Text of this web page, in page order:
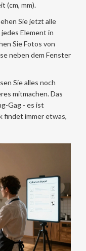
(cm, mm).
Sie jetzt alle
Element in
Sie Fotos von
neben dem Fenster
Sie alles noch
mitmachen. Das
Gag - es ist
findet immer etwas,